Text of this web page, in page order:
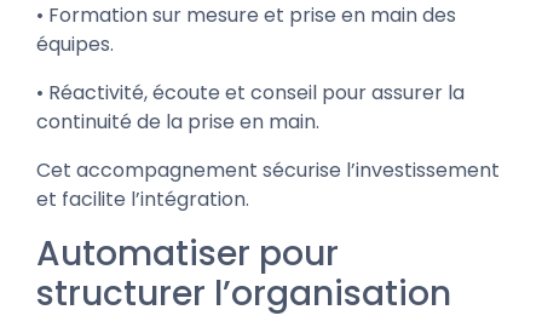
• Formation sur mesure et prise en main des
équipes.
• Réactivité, écoute et conseil pour assurer la
continuité de la prise en main.
Cet accompagnement sécurise l’investissement
et facilite l’intégration.
Automatiser pour
structurer l’organisation